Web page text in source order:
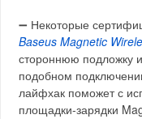
➖ Некоторые
Baseus Magnetic
стороннюю подложку
подобном
лайфхак поможет с
площадки-зарядки